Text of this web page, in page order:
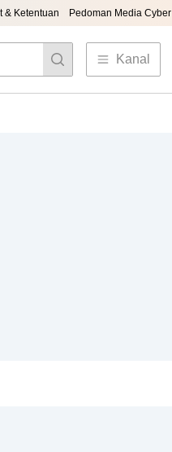
& Ketentuan Pedoman Media Cyber
Kanal